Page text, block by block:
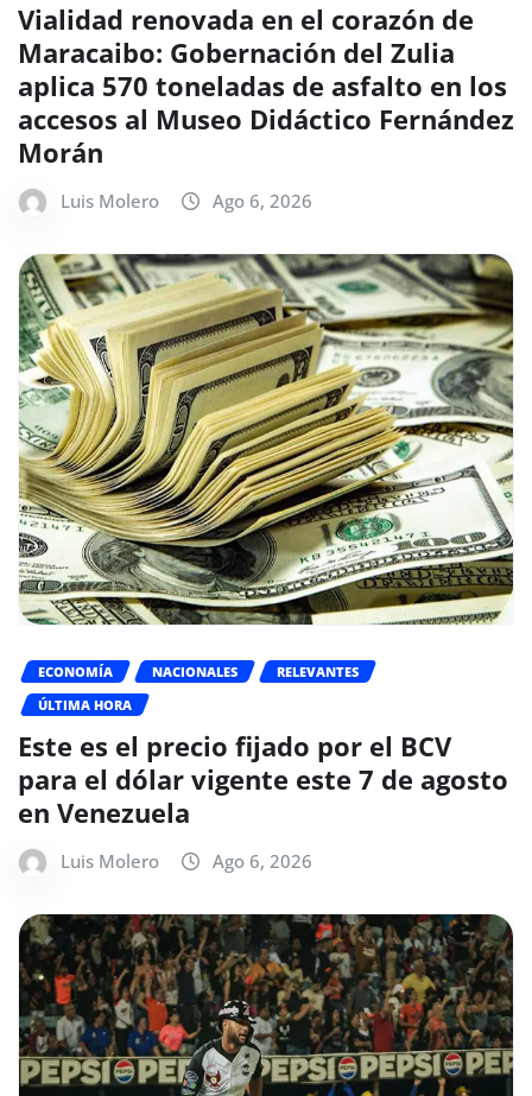
Vialidad renovada en el corazón de
Maracaibo: Gobernación del Zulia
aplica 570 toneladas de asfalto en los
accesos al Museo Didáctico Fernández
Morán
Luis Molero Ago 6, 2026
ECONOMÍA NACIONALES
RELEVANTES
ÚLTIMA HORA
Este es el precio fijado por el BCV
para el dólar vigente este 7 de agosto
en Venezuela
Luis Molero Ago 6, 2026